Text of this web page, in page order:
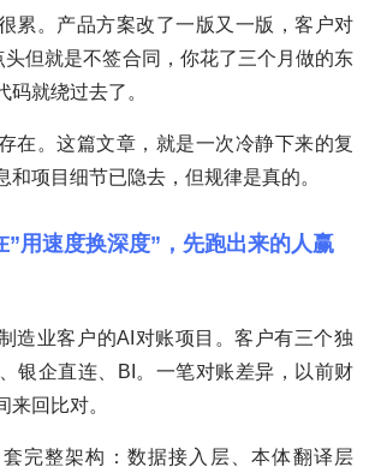
累。产品方案改了一版又一版，客户对
但就是不签合同，你花了三个月做的东
码就绕过去了。
在。这篇文章，就是一次冷静下来的复
和项目细节已隐去，但规律是真的。
”用速度换深度”，先跑出来的人赢
造业客户的AI对账项目。客户有三个独
银企直连、BI。一笔对账差异，以前财
来回比对。
完整架构：数据接入层、本体翻译层